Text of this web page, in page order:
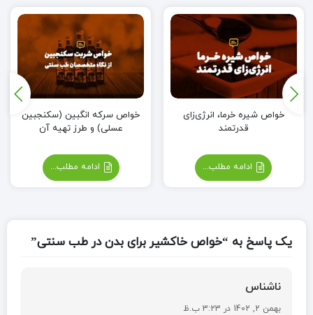
خواص شیره خرما، انرژی‌زای
قدرتمند
ادامه مطلب...
خواص سرکه انگبین (سکنجبین
عسلی) و طرز تهیه آن
ادامه مطلب...
یک پاسخ به “خواص خاکشیر برای بدن در طب سنتی”
ناشناس
بهمن 2, 1402 در 3:23 ب.ظ